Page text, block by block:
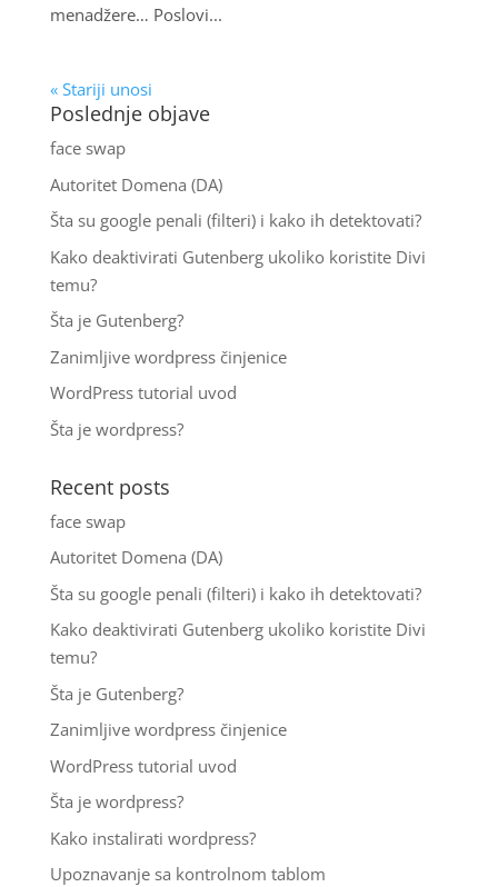
menadžere… Poslovi...
« Stariji unosi
Poslednje objave
face swap
Autoritet Domena (DA)
Šta su google penali (filteri) i kako ih detektovati?
Kako deaktivirati Gutenberg ukoliko koristite Divi
temu?
Šta je Gutenberg?
Zanimljive wordpress činjenice
WordPress tutorial uvod
Šta je wordpress?
Recent posts
face swap
Autoritet Domena (DA)
Šta su google penali (filteri) i kako ih detektovati?
Kako deaktivirati Gutenberg ukoliko koristite Divi
temu?
Šta je Gutenberg?
Zanimljive wordpress činjenice
WordPress tutorial uvod
Šta je wordpress?
Kako instalirati wordpress?
Upoznavanje sa kontrolnom tablom